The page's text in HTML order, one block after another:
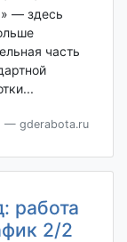
— здесь
часть
— gderabota.ru
работа
2/2